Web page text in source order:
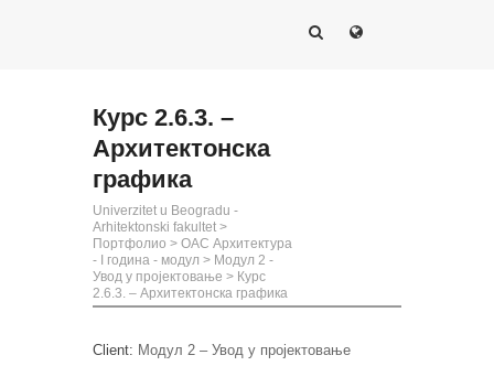
Курс 2.6.3. –
Архитектонска
графика
Univerzitet u Beogradu -
Arhitektonski fakultet >
Портфолио > ОАС Архитектура
- I година - модул > Модул 2 -
Увод у пројектовање > Курс
2.6.3. – Архитектонска графика
Client: Модул 2 – Увод у пројектовање